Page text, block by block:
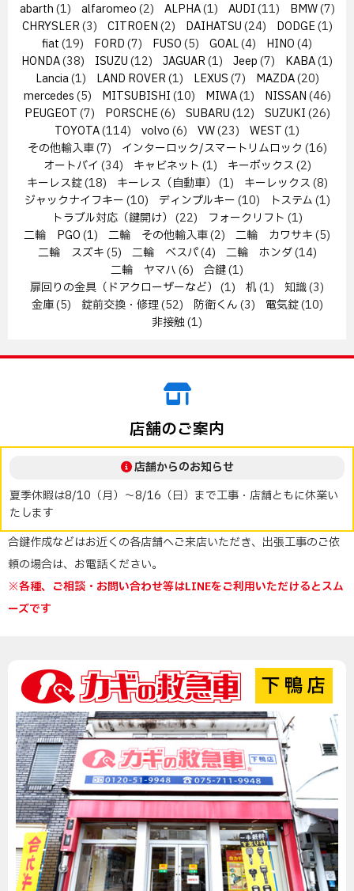
abarth(1) alfaromeo(2) ALPHA(1) AUDI(11) BMW(7)
CHRYSLER(3) CITROEN(2) DAIHATSU(24) DODGE(1)
fiat(19) FORD(7) FUSO(5) GOAL(4) HINO(4)
HONDA(38) ISUZU(12) JAGUAR(1) Jeep(7) KABA(1)
Lancia(1) LAND ROVER(1) LEXUS(7) MAZDA(20)
mercedes(5) MITSUBISHI(10) MIWA(1) NISSAN(46)
PEUGEOT(7) PORSCHE(6) SUBARU(12) SUZUKI(26)
TOYOTA(114) volvo(6) VW(23) WEST(1)
その他輸入車(7) インターロック/スマートリムロック (16)
オートバイ (34) キャビネット (1) キーボックス(2)
キーレス錠(18) キーレス（自動車） (1) キーレックス(8)
ジャックナイフキー(10) ディンプルキー(10) トステム(1)
トラブル対応（鍵開け） (22) フォークリフト (1)
二輪 PGO(1) 二輪 その他輸入車(2) 二輪 カワサキ(5)
二輪 スズキ(5) 二輪 ベスパ(4) 二輪 ホンダ(14)
二輪 ヤマハ(6) 合鍵(1)
扉回りの金具（ドアクローザーなど） (1) 机(1) 知識(3)
金庫(5) 錠前交換・修理(52) 防衛くん(3) 電気錠(10)
非接触(1)
店舗のご案内
店舗からのお知らせ
夏季休暇は8/10（月）～8/16（日）まで工事・店舗ともに休業い
たします
合鍵作成などはお近くの各店舗へご来店いただき、出張工事のご依
頼の場合は、お電話ください。
※各種、ご相談・お問い合わせ等はLINEをご利用いただけるとスム
ーズです